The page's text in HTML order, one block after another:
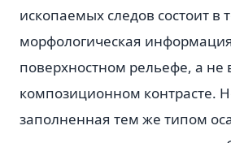
ископаемых следов состоит в
морфологическая
поверхностном рельефе, а не
композиционном контрасте.
заполненная тем же типом